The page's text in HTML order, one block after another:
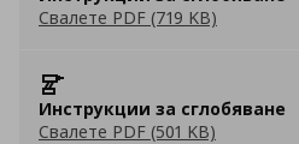
Свалете PDF (719 KB)
Инструкции за сглобяване
Свалете PDF (501 KB)